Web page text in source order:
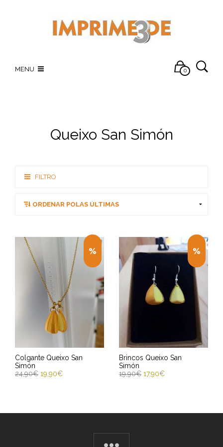
MENU 0
Queixo San Simón
FILTRO
Colgante Queixo San
Simón
24,90€ 19,90€
Entrega Estimada entre
Brincos Queixo San
Simón
19,90€ 17,90€
Entrega Estimada entre